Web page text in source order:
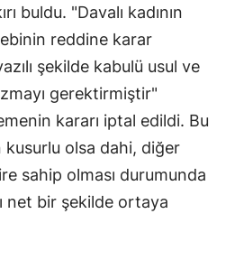
Şanlıurfa
Uşak
Van
Yozgat
Zonguldak
buldu. "Davalı kadının
reddine karar
şekilde kabulü usul ve
gerektirmiştir"
kararı iptal edildi. Bu
olsa dahi, diğer
sahip olması durumunda
net bir şekilde ortaya